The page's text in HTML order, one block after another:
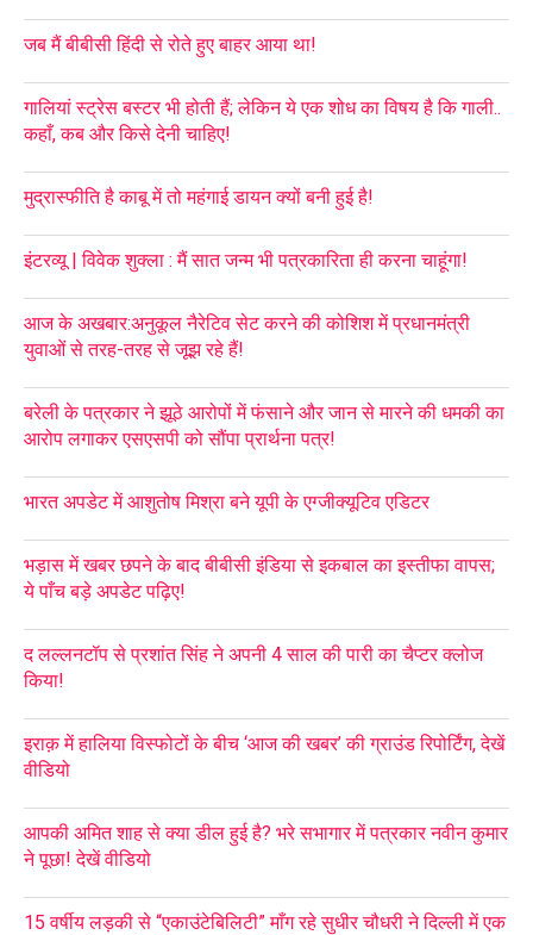
जब मैं बीबीसी हिंदी से रोते हुए बाहर आया था!
गालियां स्ट्रेस बस्टर भी होती हैं; लेकिन ये एक शोध का विषय है कि गाली..
कहाँ, कब और किसे देनी चाहिए!
मुद्रास्फीति है काबू में तो महंगाई डायन क्यों बनी हुई है!
इंटरव्यू | विवेक शुक्ला : मैं सात जन्म भी पत्रकारिता ही करना चाहूंगा!
आज के अखबार:अनुकूल नैरेटिव सेट करने की कोशिश में प्रधानमंत्री
युवाओं से तरह-तरह से जूझ रहे हैं!
बरेली के पत्रकार ने झूठे आरोपों में फंसाने और जान से मारने की धमकी का
आरोप लगाकर एसएसपी को सौंपा प्रार्थना पत्र!
भारत अपडेट में आशुतोष मिश्रा बने यूपी के एग्जीक्यूटिव एडिटर
भड़ास में खबर छपने के बाद बीबीसी इंडिया से इकबाल का इस्तीफा वापस;
ये पाँच बड़े अपडेट पढ़िए!
द लल्लनटॉप से प्रशांत सिंह ने अपनी 4 साल की पारी का चैप्टर क्लोज
किया!
इराक़ में हालिया विस्फोटों के बीच ‘आज की खबर’ की ग्राउंड रिपोर्टिंग, देखें
वीडियो
आपकी अमित शाह से क्या डील हुई है? भरे सभागार में पत्रकार नवीन कुमार
ने पूछा! देखें वीडियो
15 वर्षीय लड़की से “एकाउंटेबिलिटी” माँग रहे सुधीर चौधरी ने दिल्ली में एक